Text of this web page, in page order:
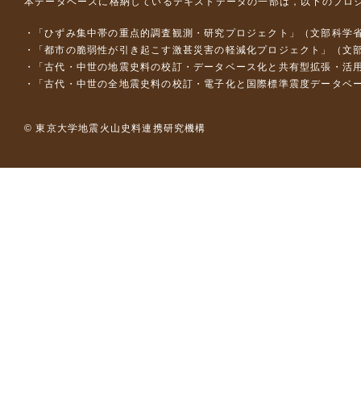
「ひずみ集中帯の重点的調査観測・研究プロジェクト」（文部科
「都市の脆弱性が引き起こす激甚災害の軽減化プロジェクト」（
「古代・中世の地震史料の校訂・データベース化と共有型拡張・
「古代・中世の全地震史料の校訂・電子化と国際標準震度データ
© 東京大学地震火山史料連携研究機構